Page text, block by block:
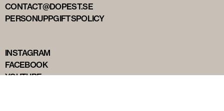
CONTACT@DOPEST.SE
PERSONUPPGIFTSPOLICY
INSTAGRAM
FACEBOOK
YOUTUBE